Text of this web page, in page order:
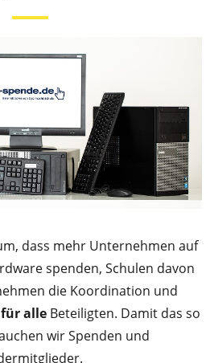
dass mehr Unternehmen auf
spenden, Schulen davon
die Koordination und
alle Beteiligten. Damit das so
wir Spenden und